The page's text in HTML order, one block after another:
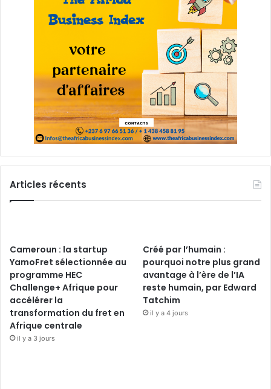
Articles récents
Cameroun : la startup
YamoFret sélectionnée au
programme HEC
Challenge+ Afrique pour
accélérer la
transformation du fret en
Afrique centrale
il y a 3 jours
Créé par l’humain :
pourquoi notre plus grand
avantage à l’ère de l’IA
reste humain, par Edward
Tatchim
il y a 4 jours